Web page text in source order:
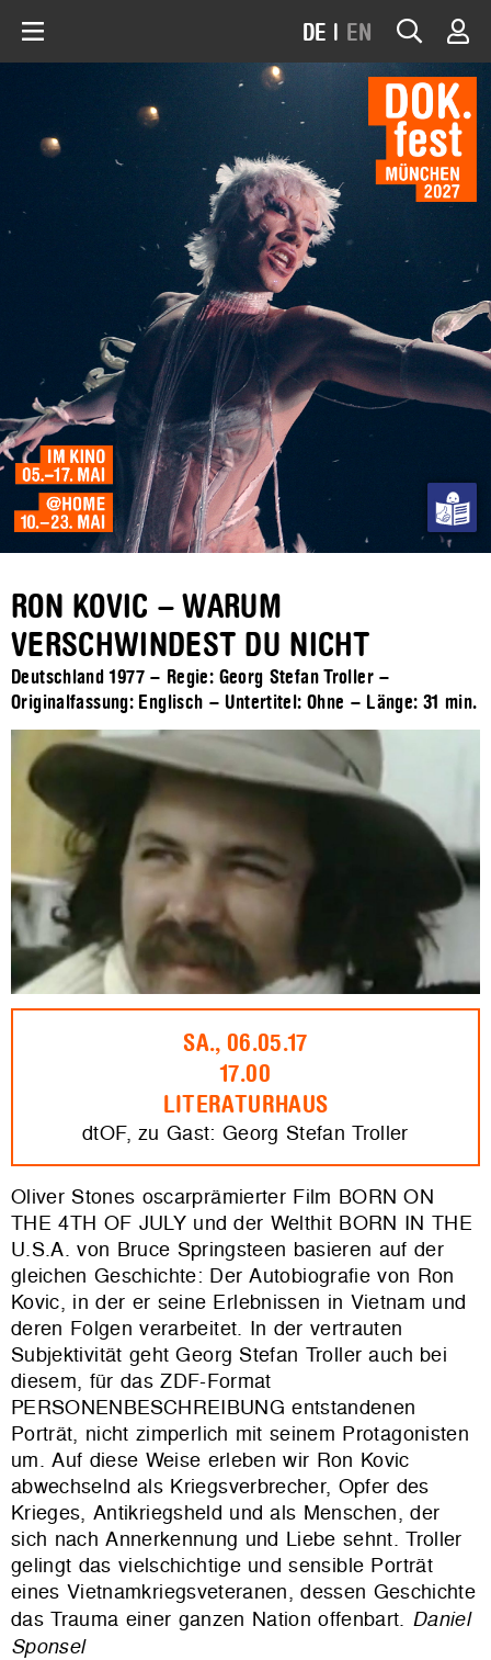
DE | EN
RON KOVIC – WARUM
VERSCHWINDEST DU NICHT
Deutschland 1977 – Regie: Georg Stefan Troller –
Originalfassung: Englisch – Untertitel: Ohne – Länge: 31 min.
SA., 06.05.17
17.00
LITERATURHAUS
dtOF, zu Gast: Georg Stefan Troller
Oliver Stones oscarprämierter Film BORN ON
THE 4TH OF JULY und der Welthit BORN IN THE
U.S.A. von Bruce Springsteen basieren auf der
gleichen Geschichte: Der Autobiografie von Ron
Kovic, in der er seine Erlebnissen in Vietnam und
deren Folgen verarbeitet. In der vertrauten
Subjektivität geht Georg Stefan Troller auch bei
diesem, für das ZDF-Format
PERSONENBESCHREIBUNG entstandenen
Porträt, nicht zimperlich mit seinem Protagonisten
um. Auf diese Weise erleben wir Ron Kovic
abwechselnd als Kriegsverbrecher, Opfer des
Krieges, Antikriegsheld und als Menschen, der
sich nach Annerkennung und Liebe sehnt. Troller
gelingt das vielschichtige und sensible Porträt
eines Vietnamkriegsveteranen, dessen Geschichte
das Trauma einer ganzen Nation offenbart. Daniel
Sponsel